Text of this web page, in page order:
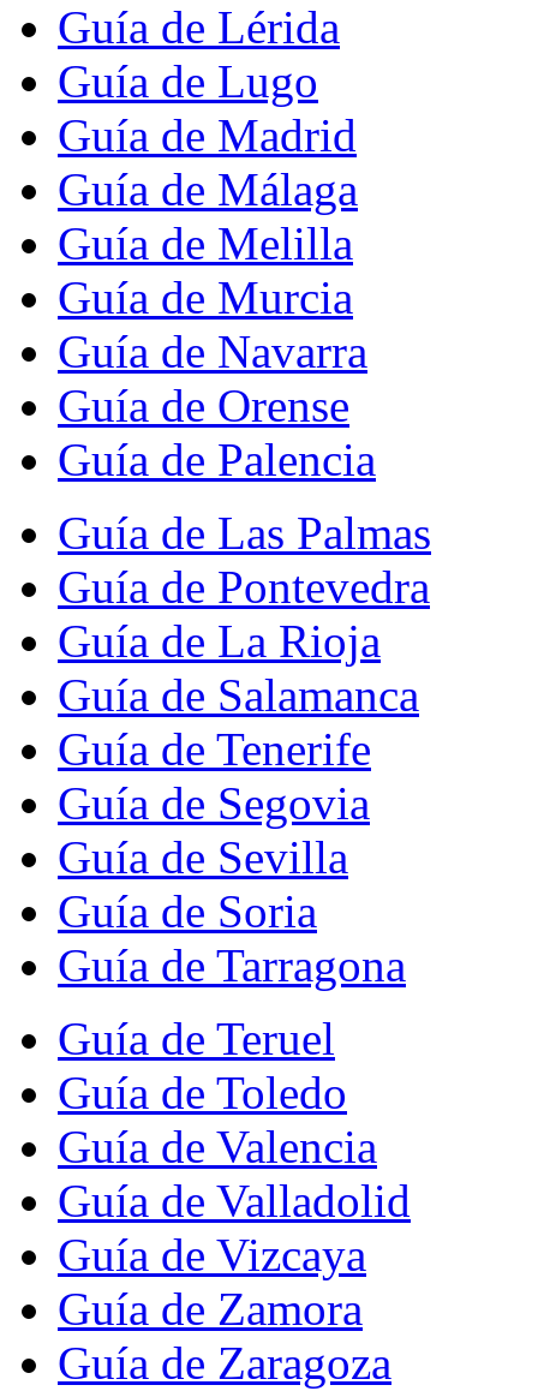
Guía de Lérida
Guía de Lugo
Guía de Madrid
Guía de Málaga
Guía de Melilla
Guía de Murcia
Guía de Navarra
Guía de Orense
Guía de Palencia
Guía de Las Palmas
Guía de Pontevedra
Guía de La Rioja
Guía de Salamanca
Guía de Tenerife
Guía de Segovia
Guía de Sevilla
Guía de Soria
Guía de Tarragona
Guía de Teruel
Guía de Toledo
Guía de Valencia
Guía de Valladolid
Guía de Vizcaya
Guía de Zamora
Guía de Zaragoza